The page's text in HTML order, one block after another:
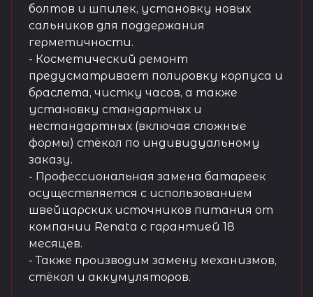
болтов и шпилек, установку новых
сальников для поддержания
герметичности.
- Косметический ремонт
предусматривает полировку корпуса и
браслета, чистку часов, а также
установку стандартных и
нестандартных (включая сложные
формы) стёкол по индивидуальному
заказу.
- Профессиональная замена батареек
осуществляется с использованием
швейцарских источников питания от
компании Renata с гарантией 18
месяцев.
- Также производим замену механизмов,
стёкол и аккумуляторов.